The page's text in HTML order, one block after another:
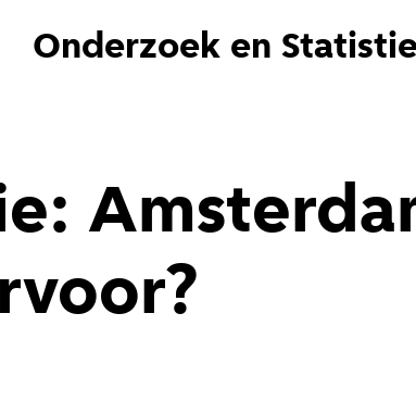
Onderzoek en